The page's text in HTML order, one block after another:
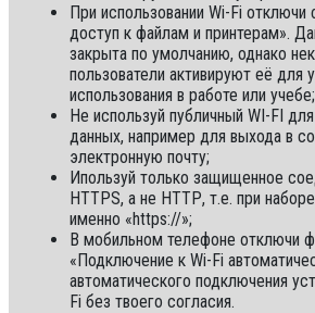
При использовании Wi-Fi
доступ к файлам и принтерам».
закрыта по умолчанию, однако
пользователи активируют её для
использования в работе или учебе;
Не используй публичный WI-FI
данных, например для выхода в
электронную почту;
Ипользуй только защищенное
HTTPS, а не НТТР, т.е. при
именно «https://»;
В мобильном телефоне отключи
«Подключение к Wi-Fi
автоматического подключения
Fi без твоего согласия.